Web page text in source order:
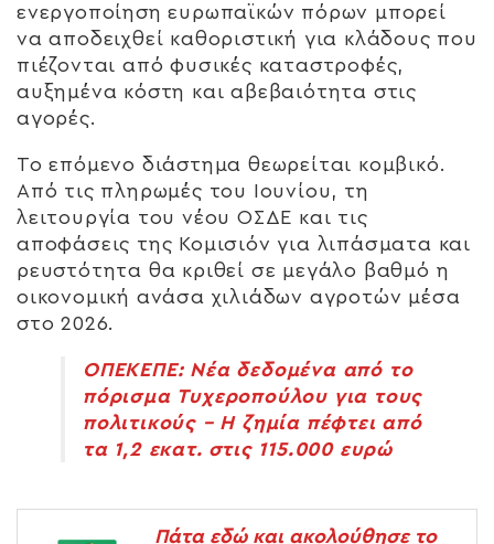
ενεργοποίηση ευρωπαϊκών πόρων μπορεί
να αποδειχθεί καθοριστική για κλάδους που
πιέζονται από φυσικές καταστροφές,
αυξημένα κόστη και αβεβαιότητα στις
αγορές.
Το επόμενο διάστημα θεωρείται κομβικό.
Από τις πληρωμές του Ιουνίου, τη
λειτουργία του νέου ΟΣΔΕ και τις
αποφάσεις της Κομισιόν για λιπάσματα και
ρευστότητα θα κριθεί σε μεγάλο βαθμό η
οικονομική ανάσα χιλιάδων αγροτών μέσα
στο 2026.
ΟΠΕΚΕΠΕ: Νέα δεδομένα από το
πόρισμα Τυχεροπούλου για τους
πολιτικούς – Η ζημία πέφτει από
τα 1,2 εκατ. στις 115.000 ευρώ
Πάτα εδώ και ακολούθησε το